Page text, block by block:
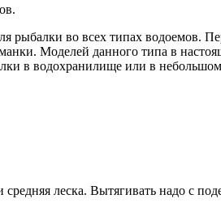
рыбалки во всех типах водоемов.
Моделей данного типа в
в водохранилище или в
леска. Вытягивать надо с